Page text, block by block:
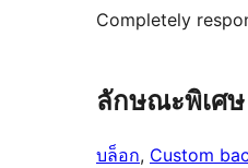
Completely
ลักษณะพิเศษ
บล็อก, Custom